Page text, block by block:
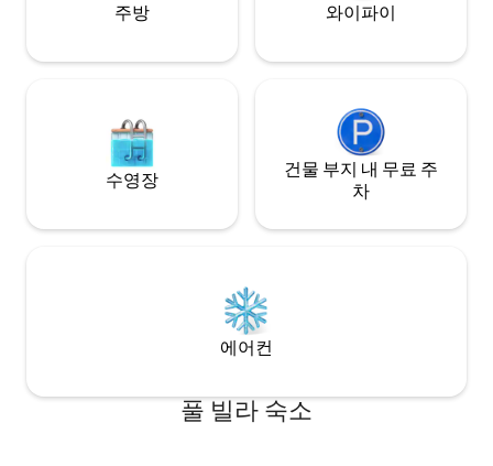
주방 와이파이
수영장
건물 부지 내 무료 주
차
에어컨
풀 빌라 숙소